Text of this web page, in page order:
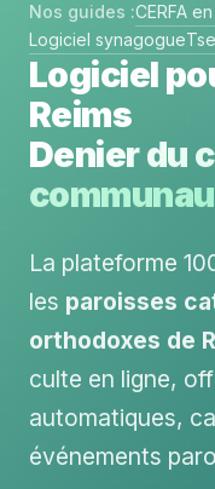
Nos guides :CERFA
Logiciel synagogue
Logiciel
Reims
Denier du
La plateforme
les paroisses
orthodoxes de
culte en ligne,
automatiques,
événements